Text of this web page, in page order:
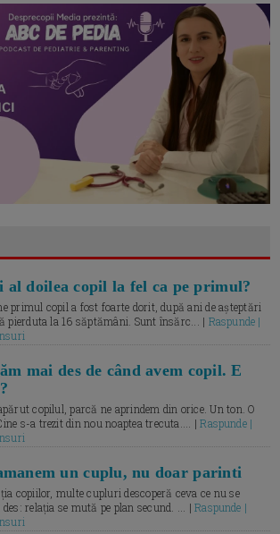
al doilea copil la fel ca pe primul?
primul copil a fost foarte dorit, după ani de așteptări
pierduta la 16 săptămâni. Sunt însărc... | Raspunde |
mai des de când avem copil. E
copilul, parcă ne aprindem din orice. Un ton. O
s-a trezit din nou noaptea trecuta.... |Raspunde |
un cuplu, nu doar parinti
copiilor, multe cupluri descoperă ceva ce nu se
des: relația se mută pe plan secund. ... |Raspunde |